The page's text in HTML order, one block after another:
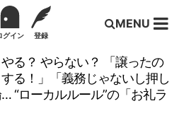
グイン 登録
MENU
る？ やらない？ 「譲ったの
る！」「義務じゃないし押し
“ローカルルール”の「お礼ラ